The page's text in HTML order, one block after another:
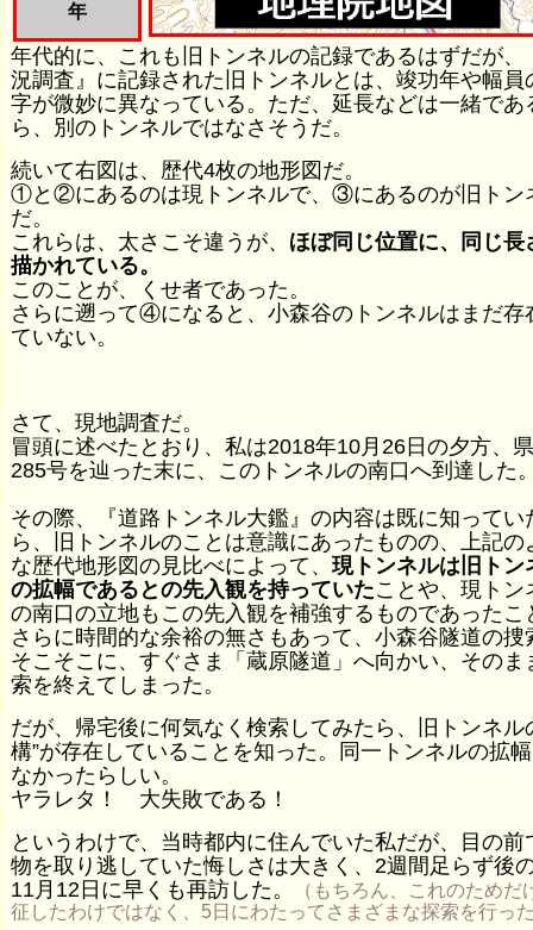
年
年代的に、これも旧トンネルの記録であるはずだが、
況調査』に記録された旧トンネルとは、竣功年や幅員
字が微妙に異なっている。ただ、延長などは一緒であ
ら、別のトンネルではなさそうだ。
続いて右図は、歴代4枚の地形図だ。
①と②にあるのは現トンネルで、③にあるのが旧トン
だ。
これらは、太さこそ違うが、 ほぼ同じ位置に、同じ長
描かれている。
このことが、くせ者であった。
さらに遡って④になると、小森谷のトンネルはまだ存
ていない。
さて、現地調査だ。
冒頭に述べたとおり、私は2018年10月26日の夕方、
285号を辿った末に、このトンネルの南口へ到達した
その際、『道路トンネル大鑑』の内容は既に知ってい
ら、旧トンネルのことは意識にあったものの、上記の
な歴代地形図の見比べによって、 現トンネルは旧トン
の拡幅であるとの先入観を持っていたことや、現トン
の南口の立地もこの先入観を補強するものであったこ
さらに時間的な余裕の無さもあって、小森谷隧道の捜
そこそこに、すぐさま「蔵原隧道」へ向かい、そのま
索を終えてしまった。
だが、帰宅後に何気なく検索してみたら、旧トンネル
構”が存在していることを知った。同一トンネルの拡
なかったらしい。
ヤラレタ！ 大失敗である！
というわけで、当時都内に住んでいた私だが、目の前
物を取り逃していた悔しさは大きく、2週間足らず後
11月12日に早くも再訪した。
（もちろん、これのためだ
征したわけではなく、5日にわたってさまざまな探索を行っ